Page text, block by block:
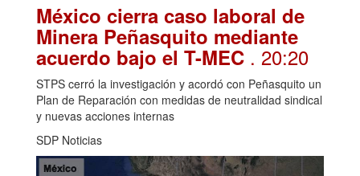
México cierra caso laboral de
Minera Peñasquito mediante
acuerdo bajo el T-MEC . 20:20
STPS cerró la investigación y acordó con Peñasquito un
Plan de Reparación con medidas de neutralidad sindical
y nuevas acciones internas
SDP Noticias